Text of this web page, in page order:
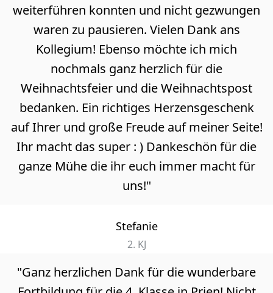
weiterführen konnten und nicht gezwungen
waren zu pausieren. Vielen Dank ans
Kollegium! Ebenso möchte ich mich
nochmals ganz herzlich für die
Weihnachtsfeier und die Weihnachtspost
bedanken. Ein richtiges Herzensgeschenk
auf Ihrer und große Freude auf meiner Seite!
Ihr macht das super : ) Dankeschön für die
ganze Mühe die ihr euch immer macht für
uns!"
Stefanie
2. KJ
"Ganz herzlichen Dank für die wunderbare